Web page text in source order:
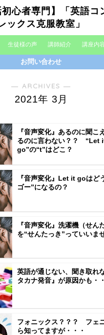
初心者専門】「英語コ
ックス克服教室」
生徒様の声 講師紹介 講座内
お問い合わせ
― ARCHIVES ―
2021年 3月
『音声変化』あるのに聞こ
るのに言わない？？ “Let
go”の“t”はどこ？
『音声変化』Let it goはど
ゴー”になるの？
『音声変化』洗濯機（せん
を“せんたっき”っていいま
英語が通じない、聞き取れ
タカナ発音』が原因かも・・
フォニックス？？？ フェ
ら知ってますが・・・